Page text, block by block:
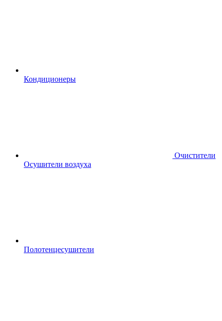
Кондиционеры
Очистители
Осушители воздуха
Полотенцесушители